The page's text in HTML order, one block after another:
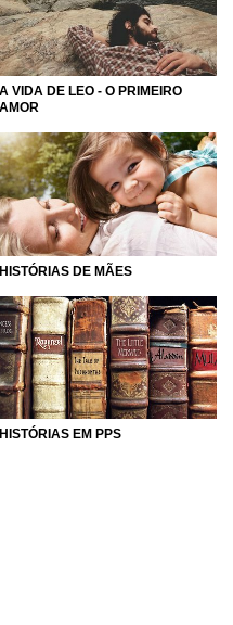
nosso cérebro a sempre
nos tornarmos pessoas
mais abertas!
histórias desde já e faça
frequente em sua vida.
expandimos também o
A VIDA DE LEO - O PRIMEIRO
AMOR
HISTÓRIAS DE MÃES
HISTÓRIAS EM PPS